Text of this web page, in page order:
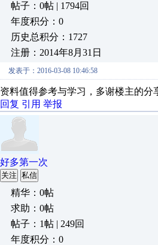
帖子：0帖 | 1794回
年度积分：0
历史总积分：1727
注册：2014年8月31日
发表于：2016-03-08 10:46:58
资料值得参考与学习，多谢楼主的分
回复 引用 举报
好多第一次
关注 私信
精华：0帖
求助：0帖
帖子：1帖 | 249回
年度积分：0